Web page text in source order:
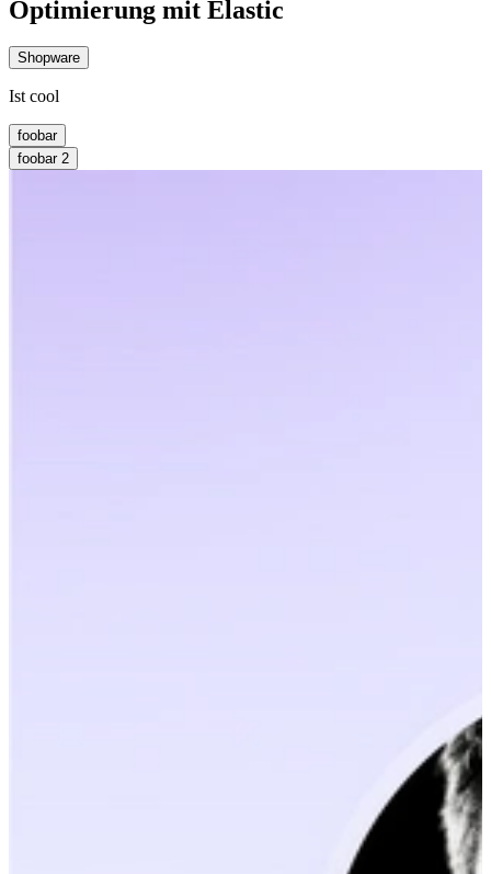
Optimierung mit Elastic
Shopware
Ist cool
foobar
foobar 2